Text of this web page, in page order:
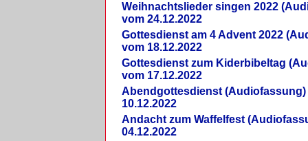
Weihnachtslieder singen 2022
vom 24.12.2022
Gottesdienst am 4 Advent 2022
vom 18.12.2022
Gottesdienst zum Kiderbibeltag
vom 17.12.2022
Abendgottesdienst (Audiofassung)
10.12.2022
Andacht zum Waffelfest
04.12.2022